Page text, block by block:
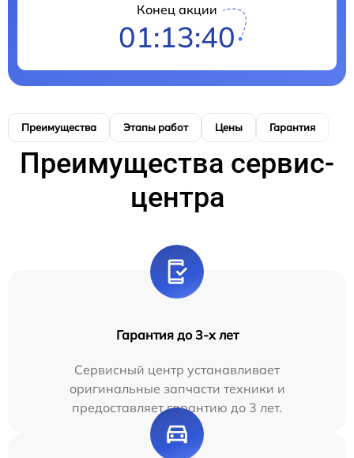
Конец акции
01:13:39
Преимущества Этапы работ Цены Гарантия
Преимущества сервис-
центра
Гарантия до 3-х лет
Сервисный центр устанавливает
оригинальные запчасти техники и
предоставляет гарантию до 3 лет.